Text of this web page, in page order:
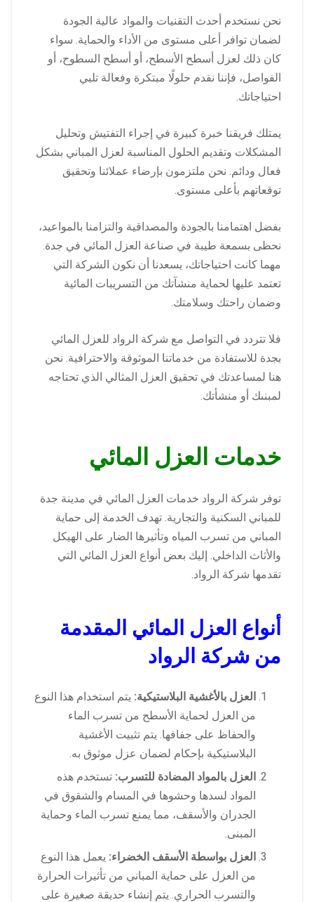
نحن نستخدم أحدث التقنيات والمواد عالية الجودة
لضمان توافر أعلى مستوى من الأداء والحماية. سواء
كان ذلك لعزل أسطح الأسطح، أو أسطح السطوح، أو
الفواصل، فإننا نقدم حلولًا مبتكرة وفعالة تلبي
احتياجاتك.
يمتلك فريقنا خبرة كبيرة في إجراء التفتيش وتحليل
المشكلات وتقديم الحلول المناسبة لعزل المباني بشكل
فعال ودائم. نحن ملتزمون بإرضاء عملائنا وتحقيق
توقعاتهم بأعلى مستوى.
بفضل اهتمامنا بالجودة والمصداقية والتزامنا بالمواعيد،
نحظى بسمعة طيبة في صناعة العزل المائي في جدة.
مهما كانت احتياجاتك، يسعدنا أن نكون الشركة التي
تعتمد عليها لحماية منشآتك من التسريبات المائية
وضمان راحتك وسلامتك.
فلا تتردد في التواصل مع شركة الرواد للعزل المائي
بجدة للاستفادة من خدماتنا الموثوقة والاحترافية. نحن
هنا لمساعدتك في تحقيق العزل المثالي الذي تحتاجه
لمبنىك أو منشأتك.
خدمات العزل المائي
توفر شركة الرواد خدمات العزل المائي في مدينة جدة
للمباني السكنية والتجارية. تهدف الخدمة إلى حماية
المباني من تسرب المياه وتأثيرها الضار على الهيكل
والأثاث الداخلي. إليك بعض أنواع العزل المائي التي
تقدمها شركة الرواد.
أنواع العزل المائي المقدمة
من شركة الرواد
العزل بالأغشية البلاستيكية: يتم استخدام هذا النوع
من العزل لحماية الأسطح من تسرب الماء
والحفاظ على جفافها. يتم تثبيت الأغشية
البلاستيكية بإحكام لضمان عزل موثوق به.
العزل بالمواد المضادة للتسرب: تستخدم هذه
المواد لسدها وحشوها في المسام والشقوق في
الجدران والأسقف، مما يمنع تسرب الماء وحماية
المبنى.
العزل بواسطة الأسقف الخضراء: يعمل هذا النوع
من العزل على حماية المباني من تأثيرات الحرارة
والتسرب الحراري. يتم إنشاء حديقة صغيرة على